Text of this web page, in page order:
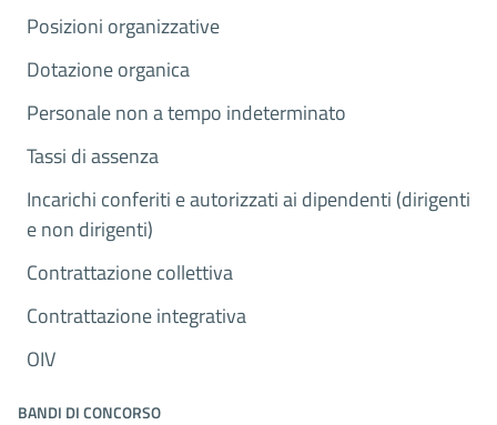
Posizioni organizzative
Dotazione organica
Personale non a tempo indeterminato
Tassi di assenza
Incarichi conferiti e autorizzati ai dipendenti (dirigenti
e non dirigenti)
Contrattazione collettiva
Contrattazione integrativa
OIV
BANDI DI CONCORSO